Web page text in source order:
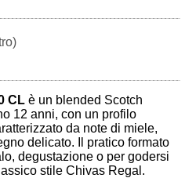
CL è un blended Scotch
12 anni, con un profilo
da note di miele,
delicato. Il pratico formato
degustazione o per godersi
stile Chivas Regal.